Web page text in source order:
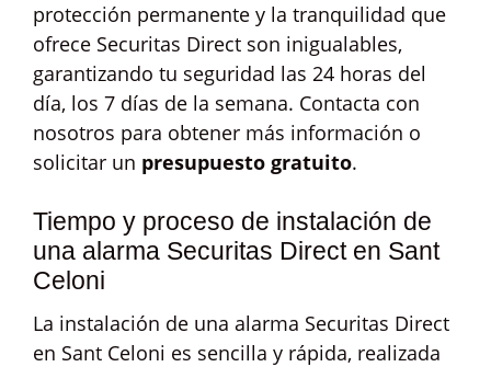
protección permanente y la tranquilidad que
ofrece Securitas Direct son inigualables,
garantizando tu seguridad las 24 horas del
día, los 7 días de la semana. Contacta con
nosotros para obtener más información o
solicitar un presupuesto gratuito.
Tiempo y proceso de instalación de
una alarma Securitas Direct en Sant
Celoni
La instalación de una alarma Securitas Direct
en Sant Celoni es sencilla y rápida, realizada